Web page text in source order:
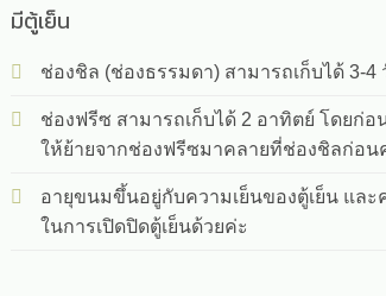
มีตู้เย็น
ช่องชิล (ช่องธรรมดา) สามารถเก็บได้ 3-4
ช่องฟรีซ สามารถเก็บได้ 2 อาทิตย์ โดยก่อ
ให้ย้ายจากช่องฟรีซมาคลายที่ช่องชิลก่อน
อายุขนมขึ้นอยู่กับความเย็นของตู้เย็น และ
ในการเปิดปิดตู้เย็นด้วยค่ะ